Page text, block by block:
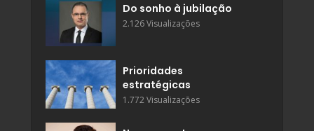
Do sonho à jubilação
2.126 Visualizações
Prioridades
estratégicas
1.772 Visualizações